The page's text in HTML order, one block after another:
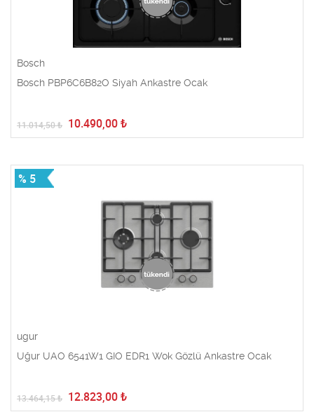
Bosch
Bosch PBP6C6B82O Siyah Ankastre Ocak
11.014,50₺ 10.490,00 ₺
% 5
ugur
Uğur UAO 6541W1 GIO EDR1 Wok Gözlü Ankastre Ocak
13.464,15₺ 12.823,00 ₺